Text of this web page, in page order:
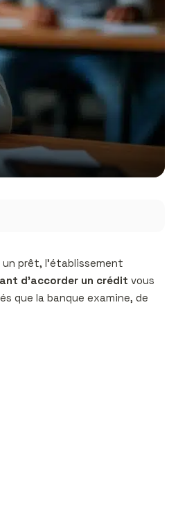
prêt, l’établissement
d’accorder un crédit vous
que la banque examine, de